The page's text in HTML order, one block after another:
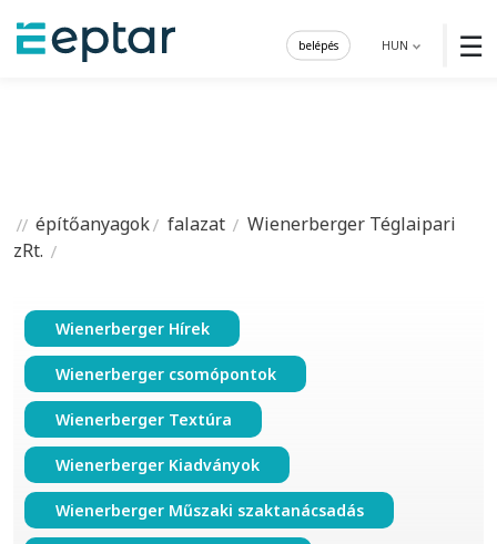
☰
HUN
belépés
építőanyagok falazat
Wienerberger Téglaipari
zRt.
Wienerberger Hírek
Wienerberger csomópontok
Wienerberger Textúra
Wienerberger Kiadványok
Wienerberger Műszaki szaktanácsadás